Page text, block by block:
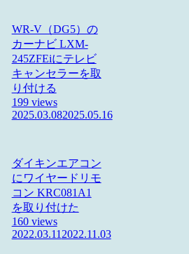
WR-V（DG5）の
カーナビ LXM-
245ZFEiにテレビ
キャンセラーを取
り付ける
199 views
2025.03.082025.05.16
ダイキンエアコン
にワイヤードリモ
コン KRC081A1
を取り付けた
160 views
2022.03.11 2022.11.03